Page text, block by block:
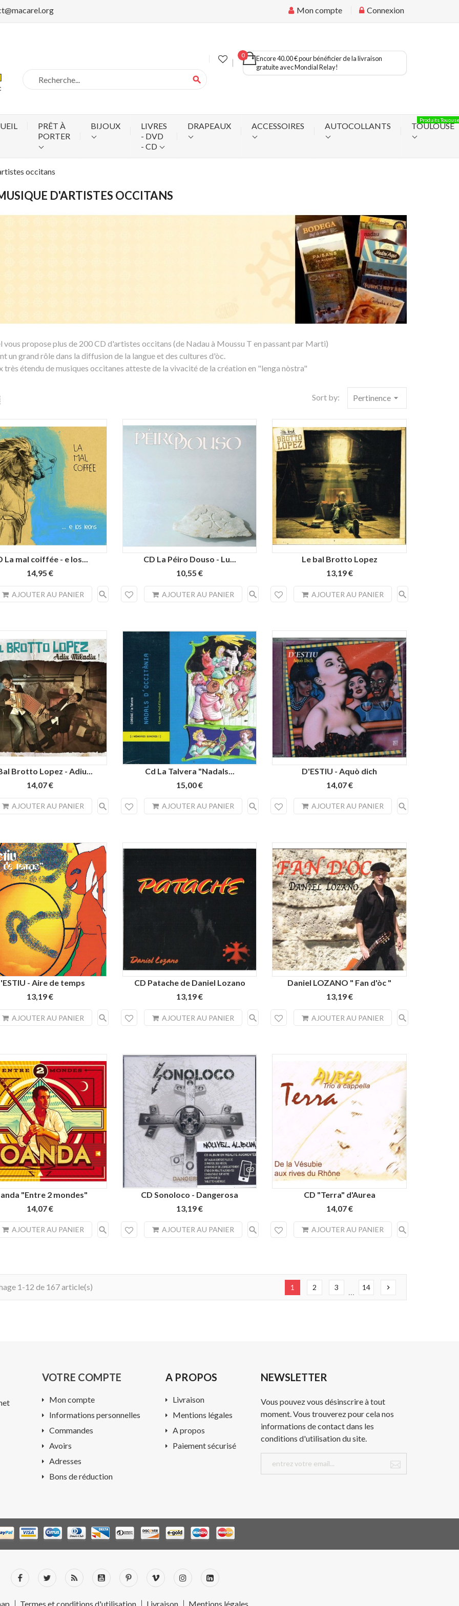
Mon compte Connexion
0
Encore 40.00 € pour bénéficier de la livraison
gratuite avec Mondial Relay!
search
PRÊT À
PORTER
BIJOUX
LIVRES
- DVD
- CD
DRAPEAUX ACCESSOIRES AUTOCOLLANTS TOULOUSE
Produits Tououse
occitans
D'ARTISTES OCCITANS
vous propose plus de 200 CD d'artistes occitans (de Nadau à Moussu T en passant par Marti)
un grand rôle dans la diffusion de la langue et des cultures d'òc.
très étendu de musiques occitanes atteste de la vivacité de la création en "lenga nòstra"
Sort by: Pertinence arrow_drop_down
La mal coiffée - e los...
14,95 €
AJOUTER AU PANIER search
CD La Péiro Douso - Lu...
10,55 €
AJOUTER AU PANIER search
Le bal Brotto Lopez
13,19 €
AJOUTER AU PANIER search
Brotto Lopez - Adiu...
14,07 €
AJOUTER AU PANIER search
Cd La Talvera "Nadals...
15,00 €
AJOUTER AU PANIER search
D'ESTIU - Aquò dich
14,07 €
AJOUTER AU PANIER search
- Aire de temps
13,19 €
AJOUTER AU PANIER search
CD Patache de Daniel Lozano
13,19 €
AJOUTER AU PANIER search
Daniel LOZANO " Fan d'òc "
13,19 €
AJOUTER AU PANIER search
"Entre 2 mondes"
14,07 €
AJOUTER AU PANIER search
CD Sonoloco - Dangerosa
13,19 €
AJOUTER AU PANIER search
CD "Terra" d'Aurea
14,07 €
AJOUTER AU PANIER search
1-12 de 167 article(s) 1 2 3 … 14 chevron_right
VOTRE COMPTE
Mon compte
Informations personnelles
Commandes
Avoirs
Adresses
Bons de réduction
A PROPOS
Livraison
Mentions légales
A propos
Paiement sécurisé
NEWSLETTER
Vous pouvez vous désinscrire à tout
moment. Vous trouverez pour cela nos
informations de contact dans les
conditions d'utilisation du site.
Termes et conditions d'utilisation Livraison Mentions légales